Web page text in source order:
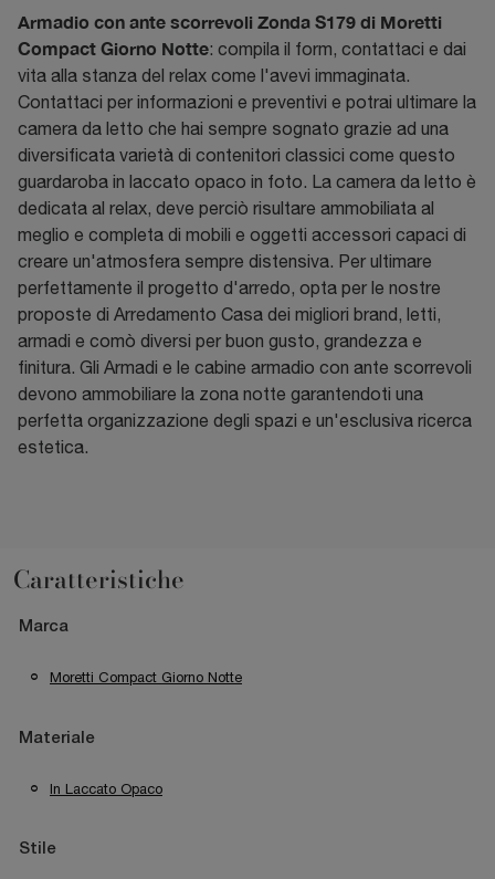
Armadio con ante scorrevoli Zonda S179 di Moretti
Compact Giorno Notte: compila il form, contattaci e dai
vita alla stanza del relax come l'avevi immaginata.
Contattaci per informazioni e preventivi e potrai ultimare la
camera da letto che hai sempre sognato grazie ad una
diversificata varietà di contenitori classici come questo
guardaroba in laccato opaco in foto. La camera da letto è
dedicata al relax, deve perciò risultare ammobiliata al
meglio e completa di mobili e oggetti accessori capaci di
creare un'atmosfera sempre distensiva. Per ultimare
perfettamente il progetto d'arredo, opta per le nostre
proposte di Arredamento Casa dei migliori brand, letti,
armadi e comò diversi per buon gusto, grandezza e
finitura. Gli Armadi e le cabine armadio con ante scorrevoli
devono ammobiliare la zona notte garantendoti una
perfetta organizzazione degli spazi e un'esclusiva ricerca
estetica.
Caratteristiche
Marca
Moretti Compact Giorno Notte
Materiale
In Laccato Opaco
Stile